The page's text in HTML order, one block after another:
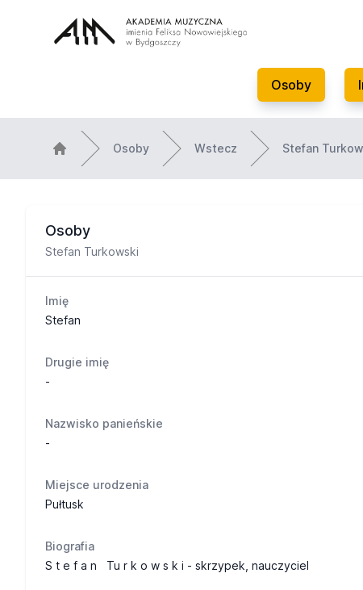
Osoby
Osoby Wstecz Stefan
Osoby
Stefan Turkowski
Imię
Stefan
Drugie imię
-
Nazwisko panieńskie
-
Miejsce urodzenia
Pułtusk
Biografia
S t e f a n Tu r k o w s k i - skrzypek, nauczyciel